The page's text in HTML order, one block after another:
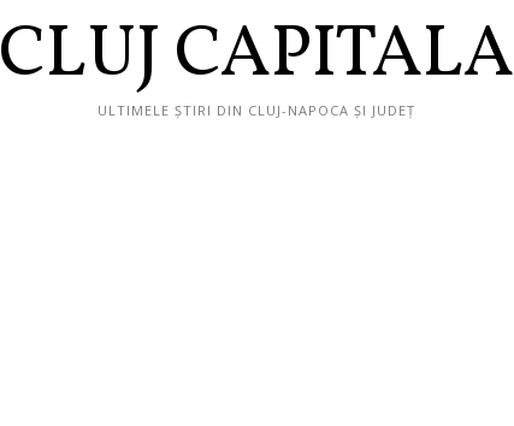
CLUJ CAPITALA
ULTIMELE ȘTIRI DIN CLUJ-NAPOCA ȘI JUDEȚ